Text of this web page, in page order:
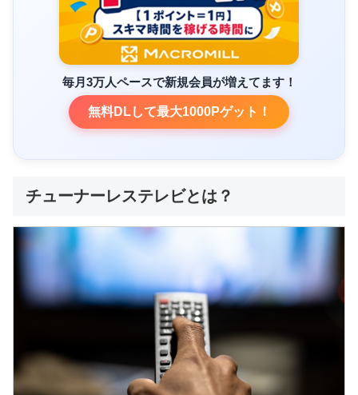
毎月3万人ペースで新規会員が増えてます！
無料DLして最大1000Pゲット！
チューナーレステレビとは？